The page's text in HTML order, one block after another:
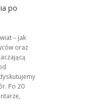
po
– jak
oraz
Po 20